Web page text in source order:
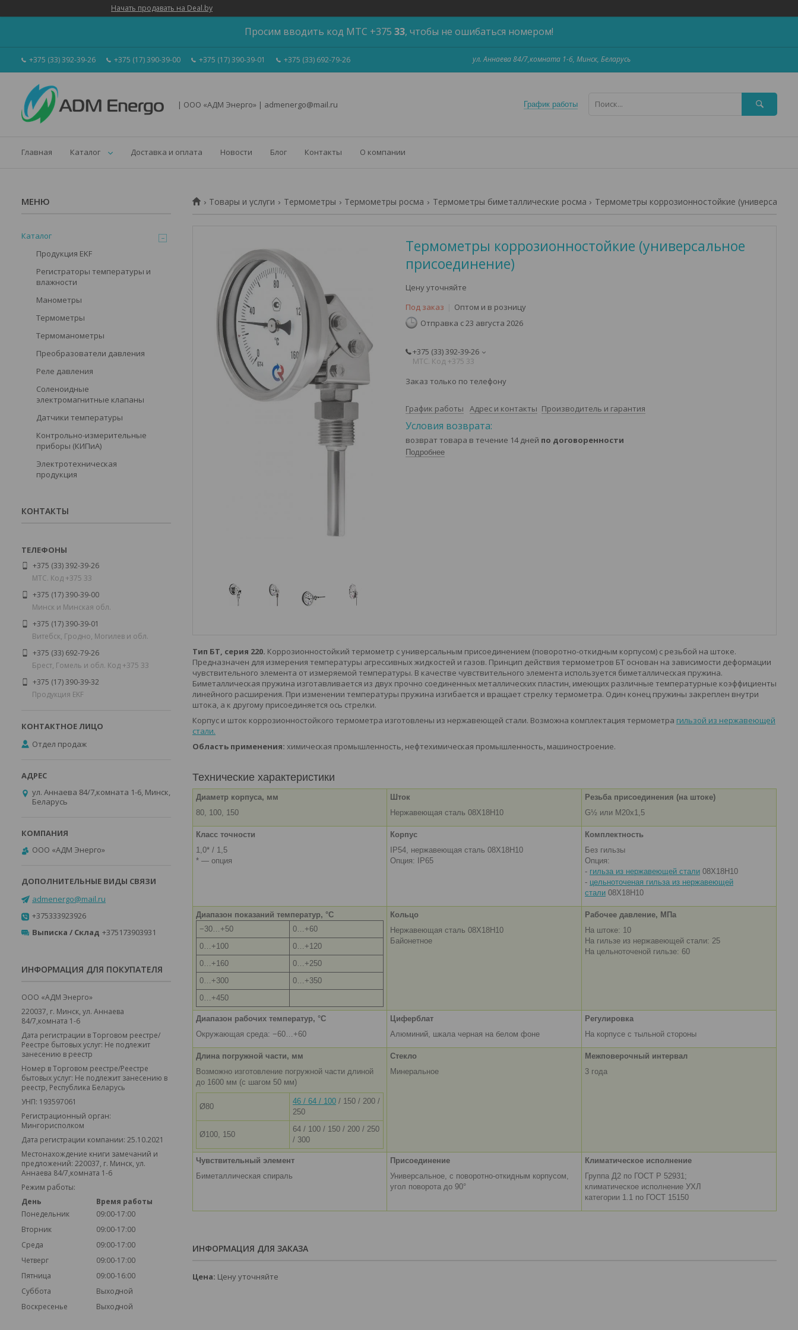
Начать продавать на Deal.by
Просим вводить код МТС +375 33, чтобы не ошибаться номером!
+375 (33) 392-39-26 +375 (17) 390-39-00 +375 (17) 390-39-01 +375 (33) 692-79-26 ул. Аннаева 84/7,комната 1-6, Минск, Беларусь
| ООО «АДМ Энерго» | admenergo@mail.ru График работы
Главная Каталог Доставка и оплата Новости Блог Контакты О компании
Товары и услуги Термометры Термометры росма Термометры биметаллические росма
Термометры коррозионностойкие (универсальное
присоединение)
Цену уточняйте
Под заказ
Оптом и в розницу
Отправка с 23 августа 2026
+375 (33) 392-39-26
МТС. Код +375 33
Заказ только по телефону
График работы Адрес и контакты Производитель и гарантия
возврат товара в течение 14 дней по договоренности
Подробнее
Тип БТ, серия 220. Коррозионностойкий термометр с универсальным присоединением (поворотно-откидным корпусом) с резьбой на штоке.
Предназначен для измерения температуры агрессивных жидкостей и газов. Принцип действия термометров БТ основан на зависимости деформации
чувствительного элемента от измеряемой температуры. В качестве чувствительного элемента используется биметаллическая пружина.
Биметаллическая пружина изготавливается из двух прочно соединенных металлических пластин, имеющих различные температурные коэффициенты
линейного расширения. При изменении температуры пружина изгибается и вращает стрелку термометра. Один конец пружины закреплен внутри
штока, а к другому присоединяется ось стрелки.
Корпус и шток коррозионностойкого термометра изготовлены из нержавеющей стали. Возможна комплектация термометра гильзой из нержавеющей
стали.
Область применения: химическая промышленность, нефтехимическая промышленность, машиностроение.
Технические характеристики
Диаметр корпуса, мм
80, 100, 150
Шток
Нержавеющая сталь 08Х18Н10
Резьба присоединения (на штоке)
G½ или М20х1,5
Класс точности
1,0* / 1,5
* — опция
Корпус
IP54, нержавеющая сталь 08Х18Н10
Опция: IP65
Комплектность
Без гильзы
Опция:
- гильза из нержавеющей стали 08Х18Н10
- цельноточеная гильза из нержавеющей
стали 08Х18Н10
Диапазон показаний температур, °С
−30…+50
0…+60
0…+100
0…+120
0…+160
0…+250
0…+300
0…+350
0…+450
Кольцо
Нержавеющая сталь 08Х18Н10
Байонетное
Рабочее давление, МПа
На штоке: 10
На гильзе из нержавеющей стали: 25
На цельноточеной гильзе: 60
Диапазон рабочих температур, °C
Окружающая среда: −60…+60
Циферблат
Алюминий, шкала черная на белом фоне
Регулировка
На корпусе с тыльной стороны
Длина погружной части, мм
Возможно изготовление погружной части длиной
до 1600 мм (с шагом 50 мм)
Ø80
46 / 64 / 100 / 150 / 200 /
250
Ø100, 150
64 / 100 / 150 / 200 / 250
/ 300
Стекло
Минеральное
Межповерочный интервал
3 года
Чувствительный элемент
Биметаллическая спираль
Присоединение
Универсальное, с поворотно-откидным корпусом,
угол поворота до 90°
Климатическое исполнение
Группа Д2 по ГОСТ Р 52931;
климатическое исполнение УХЛ
категории 1.1 по ГОСТ 15150
ИНФОРМАЦИЯ ДЛЯ ЗАКАЗА
Цена: Цену уточняйте
Каталог
Продукция EKF
Регистраторы температуры и
влажности
Манометры
Термометры
Термоманометры
Преобразователи давления
Реле давления
Соленоидные
электромагнитные клапаны
Датчики температуры
Контрольно-измерительные
приборы (КИПиА)
Электротехническая
продукция
КОНТАКТЫ
+375 (33) 392-39-26
МТС. Код +375 33
+375 (17) 390-39-00
Минск и Минская обл.
+375 (17) 390-39-01
Витебск, Гродно, Могилев и обл.
+375 (33) 692-79-26
Брест, Гомель и обл. Код +375 33
+375 (17) 390-39-32
Продукция EKF
Отдел продаж
ул. Аннаева 84/7,комната 1-6, Минск,
Беларусь
ООО «АДМ Энерго»
admenergo@mail.ru
+375333923926
Выписка / Склад +375173903931
ИНФОРМАЦИЯ ДЛЯ ПОКУПАТЕЛЯ
ООО «АДМ Энерго»
220037, г. Минск, ул. Аннаева
84/7,комната 1-6
Дата регистрации в Торговом реестре/
Реестре бытовых услуг: Не подлежит
занесению в реестр
Номер в Торговом реестре/Реестре
бытовых услуг: Не подлежит занесению в
реестр, Республика Беларусь
УНП: 193597061
Регистрационный орган:
Мингорисполком
Дата регистрации компании: 25.10.2021
Местонахождение книги замечаний и
предложений: 220037, г. Минск, ул.
Аннаева 84/7,комната 1-6
Режим работы:
День
Время работы
Понедельник
09:00-17:00
Вторник
09:00-17:00
Среда
09:00-17:00
Четверг
09:00-17:00
Пятница
09:00-16:00
Суббота
Выходной
Воскресенье
Выходной